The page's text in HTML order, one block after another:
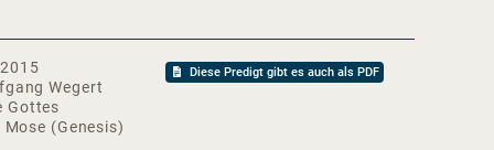
Uhr
https://www.arche-gemeinde.de
Wegert
Gottes
Mose (Genesis)
Diese Predigt gibt es auch als PDF